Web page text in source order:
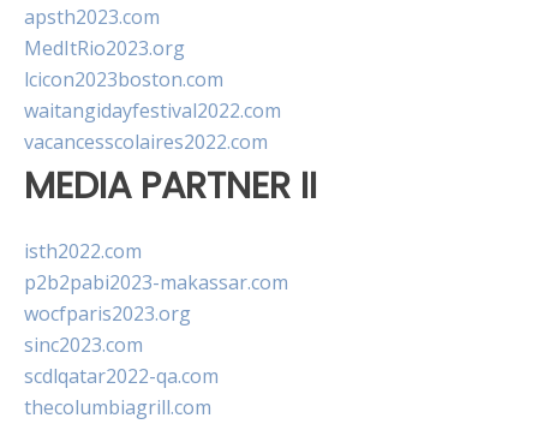
apsth2023.com
MedItRio2023.org
lcicon2023boston.com
waitangidayfestival2022.com
vacancesscolaires2022.com
MEDIA PARTNER II
isth2022.com
p2b2pabi2023-makassar.com
wocfparis2023.org
sinc2023.com
scdlqatar2022-qa.com
thecolumbiagrill.com